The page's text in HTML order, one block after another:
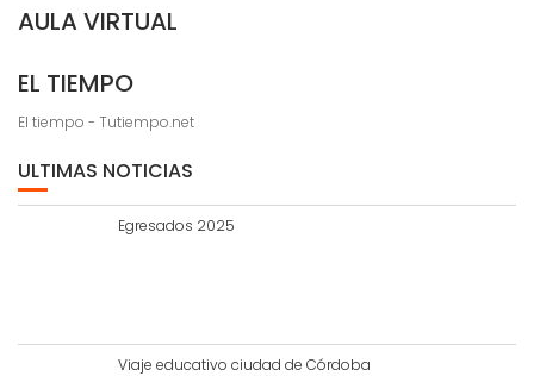
AULA VIRTUAL
EL TIEMPO
El tiempo - Tutiempo.net
ULTIMAS NOTICIAS
Egresados 2025
Viaje educativo ciudad de Córdoba